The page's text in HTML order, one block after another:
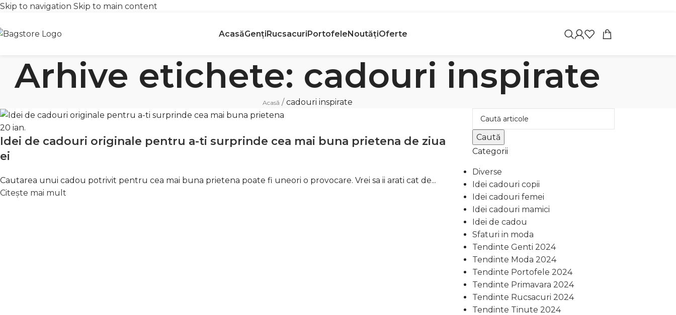
Skip to navigation Skip to main content
peste 250 lei
în 30 de zile
AcasăGențiRucsacuriPortofeleNoutățiOferte
Arhive etichete: cadouri inspirate
Acasă /cadouri inspirate
20 ian.
Idei de cadouri originale pentru a-ti surprinde cea mai buna prietena de ziua
ei
Cautarea unui cadou potrivit pentru cea mai buna prietena poate fi uneori o provocare. Vrei sa ii arati cat de...
Citește mai mult
Caută
Categorii
Diverse
Idei cadouri copii
Idei cadouri femei
Idei cadouri mamici
Idei de cadou
Sfaturi in moda
Tendinte Genti 2024
Tendinte Moda 2024
Tendinte Portofele 2024
Tendinte Primavara 2024
Tendinte Rucsacuri 2024
Tendinte Tinute 2024